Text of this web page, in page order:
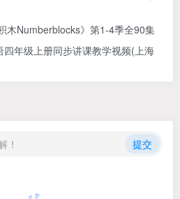
木Numberblocks》第1-4季全90集
年级上册同步讲课教学视频(上海
！ 提交